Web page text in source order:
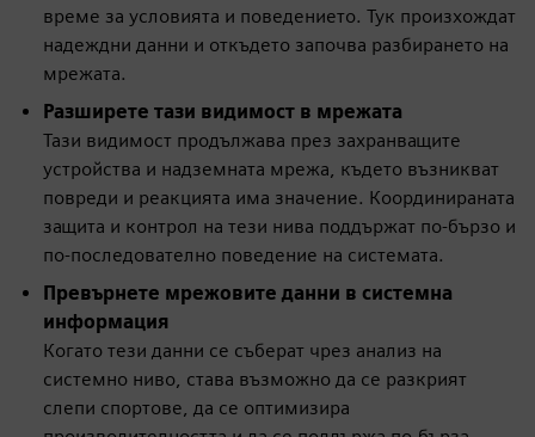
време за условията и поведението. Тук произхождат
надеждни данни и откъдето започва разбирането на
мрежата.
Разширете тази видимост в мрежата
Тази видимост продължава през захранващите
устройства и надземната мрежа, където възникват
повреди и реакцията има значение. Координираната
защита и контрол на тези нива поддържат по-бързо и
по-последователно поведение на системата.
Превърнете мрежовите данни в системна
информация
Когато тези данни се съберат чрез анализ на
системно ниво, става възможно да се разкрият
слепи спортове, да се оптимизира